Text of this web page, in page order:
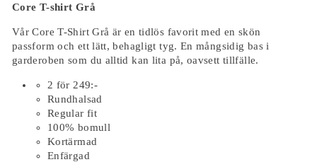
Core T-shirt Grå
Vår Core T-Shirt Grå är en tidlös favorit med en skön
passform och ett lätt, behagligt tyg. En mångsidig bas i
garderoben som du alltid kan lita på, oavsett tillfälle.
2 för 249:-
Rundhalsad
Regular fit
100% bomull
Kortärmad
Enfärgad